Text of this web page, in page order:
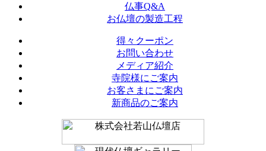
仏事Q&A
お仏壇の製造工程
得々クーポン
お問い合わせ
メディア紹介
寺院様にご案内
お客さまにご案内
新商品のご案内